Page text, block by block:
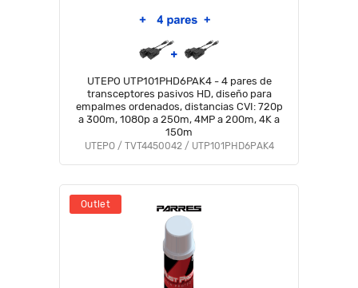
UTEPO UTP101PHD6PAK4 - 4 pares de
transceptores pasivos HD, diseño para
empalmes ordenados, distancias CVI: 720p
a 300m, 1080p a 250m, 4MP a 200m, 4K a
150m
UTEPO / TVT4450042 / UTP101PHD6PAK4
Outlet